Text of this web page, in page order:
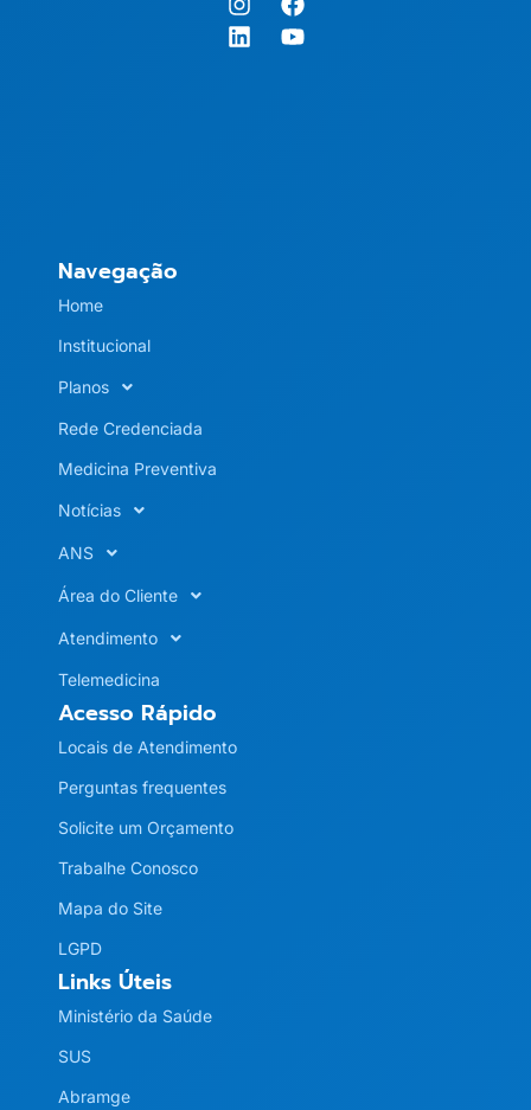
Navegação
Home
Institucional
Planos
Rede Credenciada
Medicina Preventiva
Notícias
ANS
Área do Cliente
Atendimento
Telemedicina
Acesso Rápido
Locais de Atendimento
Perguntas frequentes
Solicite um Orçamento
Trabalhe Conosco
Mapa do Site
LGPD
Links Úteis
Ministério da Saúde
SUS
Abramge